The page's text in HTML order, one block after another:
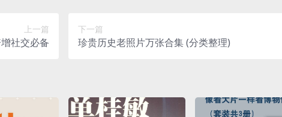
上一篇
社交必备
下一篇
珍贵历史老照片万张合集 (分类整理)